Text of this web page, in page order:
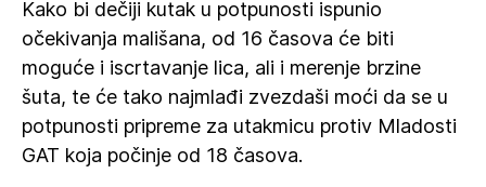
Kako bi dečiji kutak u potpunosti ispunio
očekivanja mališana, od 16 časova će biti
moguće i iscrtavanje lica, ali i merenje brzine
šuta, te će tako najmlađi zvezdaši moći da se u
potpunosti pripreme za utakmicu protiv Mladosti
GAT koja počinje od 18 časova.